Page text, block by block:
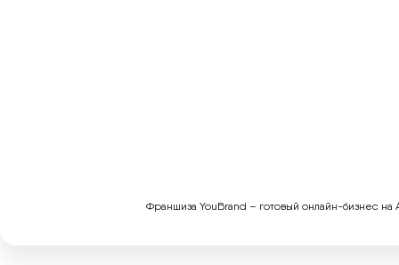
Франшиза YouBrand – готовый онлайн-бизнес на